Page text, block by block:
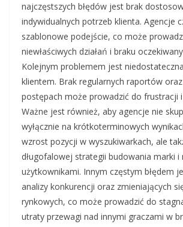
najczęstszych błędów jest brak
indywidualnych potrzeb klienta. Agencje
szablonowe podejście, co może
niewłaściwych działań i braku
Kolejnym problemem jest
klientem. Brak regularnych raportów
postępach może prowadzić do frustracji
Ważne jest również, aby agencje nie
wyłącznie na krótkoterminowych
wzrost pozycji w wyszukiwarkach, ale
długofalowej strategii budowania marki i
użytkownikami. Innym częstym błędem
analizy konkurencji oraz zmieniających
rynkowych, co może prowadzić do
utraty przewagi nad innymi graczami w